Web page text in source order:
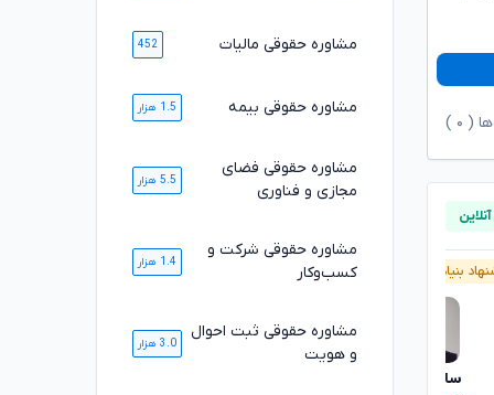
( ۰
بنیاد وکلا آنلاین
سارا علیپور
پیشنهاد بنیاد وکلا
مشاوره حقوقی مالیات 452
مشاوره حقوقی بیمه 1.5 هزار
مشاوره حقوقی فضای
مجازی و فناوری
5.5 هزار
مشاوره حقوقی شرکت و
کسب‌وکار
1.4 هزار
مشاوره حقوقی ثبت احوال
و هویت
3.0 هزار